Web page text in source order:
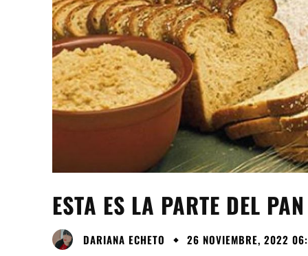
ESTA ES LA PARTE DEL
DARIANA ECHETO 26 NOVIEMBRE, 2022